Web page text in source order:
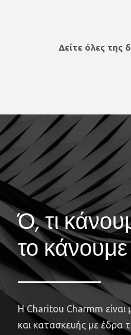
Δείτε όλες της
Ό, τι
το
Η Charitou Charmm είναι
και κατασκευής με έδρα